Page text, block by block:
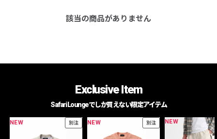
該当の商品がありません
Exclusive Item
Safari Loungeでしか買えない限定アイテム
NEW 別注 NEW 別注 NEW